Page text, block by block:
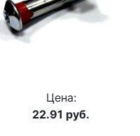
Цена:
22.91 руб.